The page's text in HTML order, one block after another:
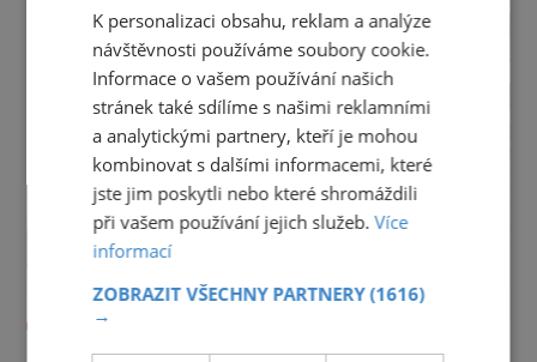
K personalizaci obsahu, reklam a analýze
návštěvnosti používáme soubory cookie.
Informace o vašem používání našich
stránek také sdílíme s našimi reklamními
a analytickými partnery, kteří je mohou
kombinovat s dalšími informacemi, které
jste jim poskytli nebo které shromáždili
při vašem používání jejich služeb.Více
informací
ZOBRAZIT VŠECHNY PARTNERY(1616)
→